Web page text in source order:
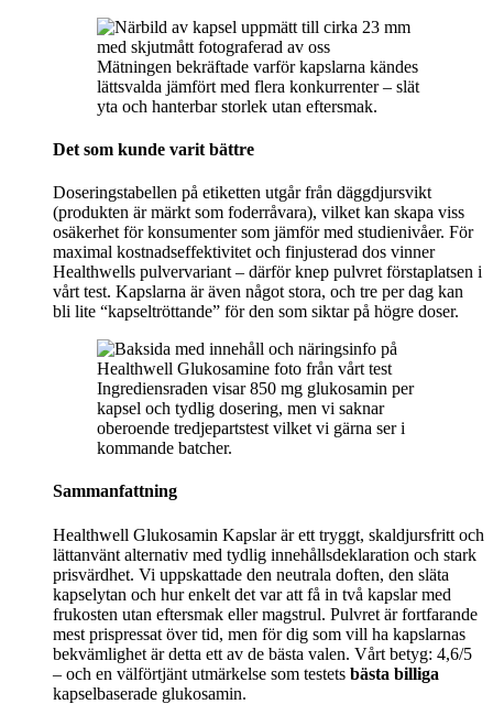
Mätningen bekräftade varför kapslarna kändes
lättsvalda jämfört med flera konkurrenter – slät
yta och hanterbar storlek utan eftersmak.
Det som kunde varit bättre
Doseringstabellen på etiketten utgår från däggdjursvikt
(produkten är märkt som foderråvara), vilket kan skapa viss
osäkerhet för konsumenter som jämför med studienivåer. För
maximal kostnadseffektivitet och finjusterad dos vinner
Healthwells pulvervariant – därför knep pulvret förstaplatsen i
vårt test. Kapslarna är även något stora, och tre per dag kan
bli lite “kapseltröttande” för den som siktar på högre doser.
Ingrediensraden visar 850 mg glukosamin per
kapsel och tydlig dosering, men vi saknar
oberoende tredjepartstest vilket vi gärna ser i
kommande batcher.
Sammanfattning
Healthwell Glukosamin Kapslar är ett tryggt, skaldjursfritt och
lättanvänt alternativ med tydlig innehållsdeklaration och stark
prisvärdhet. Vi uppskattade den neutrala doften, den släta
kapselytan och hur enkelt det var att få in två kapslar med
frukosten utan eftersmak eller magstrul. Pulvret är fortfarande
mest prispressat över tid, men för dig som vill ha kapslarnas
bekvämlighet är detta ett av de bästa valen. Vårt betyg: 4,6/5
– och en välförtjänt utmärkelse som testets bästa billiga
kapselbaserade glukosamin.